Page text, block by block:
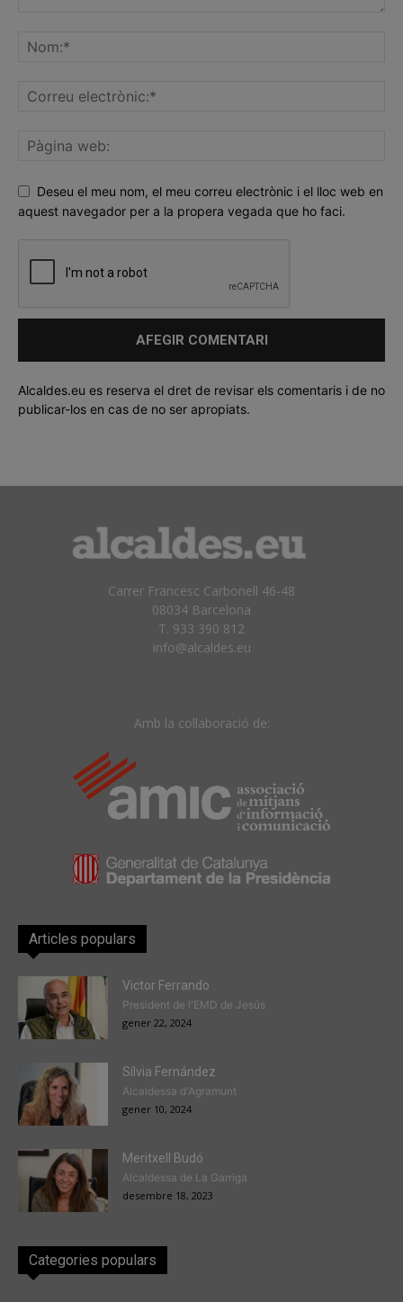
Deseu el meu nom, el meu correu electrònic i el lloc web en
aquest navegador per a la propera vegada que ho faci.
Alcaldes.eu es reserva el dret de revisar els comentaris i de no
publicar-los en cas de no ser apropiats.
Carrer Francesc Carbonell 46-48
08034 Barcelona
T. 933 390 812
info@alcaldes.eu
Amb la col·laboració de:
Articles populars
Victor Ferrando
President de l'EMD de Jesús
gener 22, 2024
Sílvia Fernández
Alcaldessa d'Agramunt
gener 10, 2024
Meritxell Budó
Alcaldessa de La Garriga
desembre 18, 2023
Categories populars